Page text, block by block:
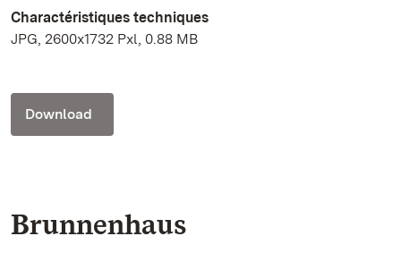
Charactéristiques techniques
JPG, 2600x1732 Pxl, 0.88 MB
Download
Brunnenhaus